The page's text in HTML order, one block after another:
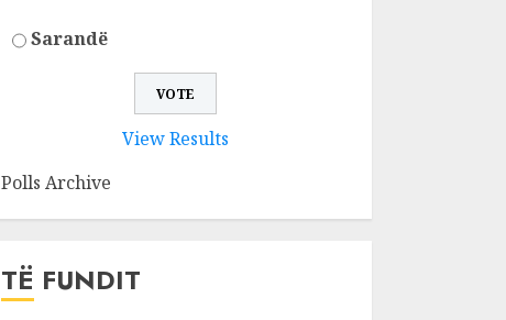
Sarandë
View Results
Polls Archive
TË FUNDIT